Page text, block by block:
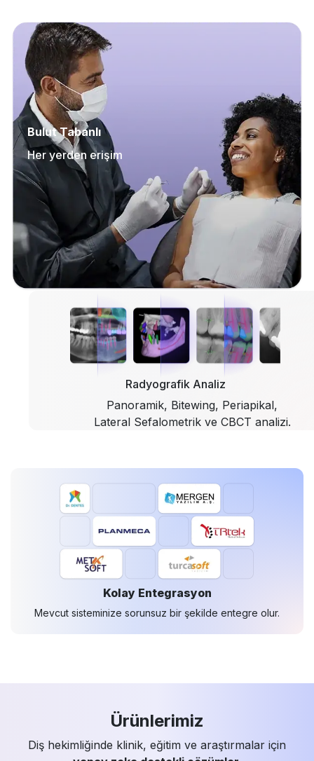
Bulut Tabanlı
Her yerden erişim
Radyografik Analiz
Panoramik, Bitewing, Periapikal,
Lateral Sefalometrik ve CBCT analizi.
Kolay Entegrasyon
Mevcut sisteminize sorunsuz bir şekilde entegre olur.
Ürünlerimiz
Diş hekimliğinde klinik, eğitim ve araştırmalar için